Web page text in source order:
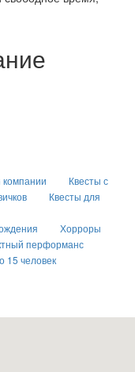
Квесты с
Квесты для
Хорроры
перформанс
15 человек